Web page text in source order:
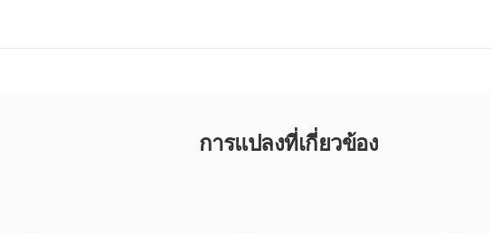
การแปลงที่เกี่ยวข้อง